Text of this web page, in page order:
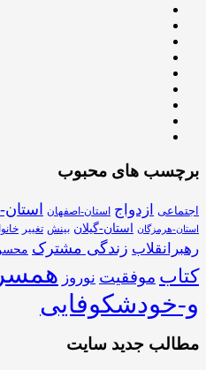
برچسب های محبوب
اجتماعی ازدواج استان-اصفهان
استان-هرمزگان استان-گیلان بینش تغییر
رهبرانقلاب زندگی مشترک
کتاب موفقیت نوروز
و-خودشکوفایی
مطالب جدید سایت